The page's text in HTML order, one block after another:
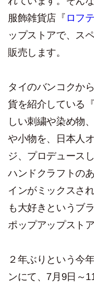
服飾雑貨店『 ロフ
ップストアで、ス
販売します。
タイのバンコクか
貨を紹介している『
しい刺繍や染め物
や小物を、日本人
ジ、プロデュース
ハンドクラフトの
インがミックスさ
も大好きというブ
ポップアップスト
２年ぶりという今
ンにて、7月9日～